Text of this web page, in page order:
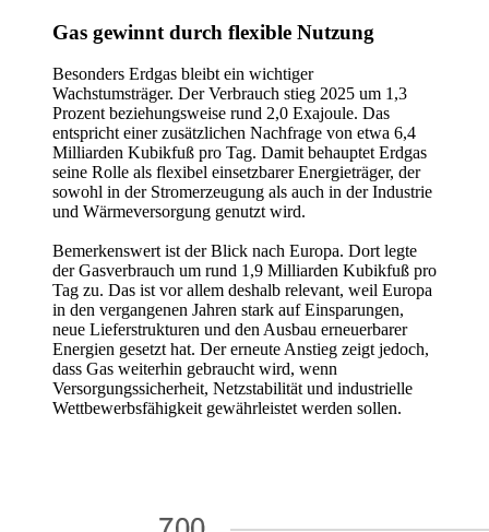
Gas gewinnt durch flexible Nutzung
Besonders Erdgas bleibt ein wichtiger
Wachstumsträger. Der Verbrauch stieg 2025 um 1,3
Prozent beziehungsweise rund 2,0 Exajoule. Das
entspricht einer zusätzlichen Nachfrage von etwa 6,4
Milliarden Kubikfuß pro Tag. Damit behauptet Erdgas
seine Rolle als flexibel einsetzbarer Energieträger, der
sowohl in der Stromerzeugung als auch in der Industrie
und Wärmeversorgung genutzt wird.
Bemerkenswert ist der Blick nach Europa. Dort legte
der Gasverbrauch um rund 1,9 Milliarden Kubikfuß pro
Tag zu. Das ist vor allem deshalb relevant, weil Europa
in den vergangenen Jahren stark auf Einsparungen,
neue Lieferstrukturen und den Ausbau erneuerbarer
Energien gesetzt hat. Der erneute Anstieg zeigt jedoch,
dass Gas weiterhin gebraucht wird, wenn
Versorgungssicherheit, Netzstabilität und industrielle
Wettbewerbsfähigkeit gewährleistet werden sollen.